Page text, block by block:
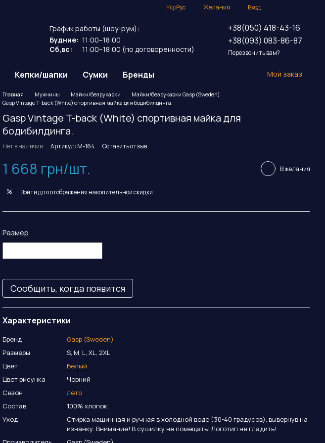
УкрРус Желания Вход
График работы (шоу-рум):
Будние: 11:00–18:00
Сб,вс:
11:00–18:00 (по договоренности)
+38(050) 418-43-16
+38(093) 083-86-87
Перезвонить вам?
Кепки/шапки Сумки Бренды Мой заказ
Главная Мужчины Майки/безрукавки
Майки/безрукавки Gasp (Sweden)
Gasp Vintage T-back (White) спортивная майка для бодибилдинга.
Gasp Vintage T-back (White) спортивная майка для
бодибилдинга.
Нет в наличии Артикул: M-164 Оставить отзыв
1 668 грн/шт. В желания
% Войтидля отображения накопительной скидки
Размер
Сообщить, когда появится
Характеристики
Бренд
Gasp (Sweden)
Размеры
S, M, L, XL, 2XL
Цвет
Белый
Цвет рисунка
Чорний
Сезон
лето
Состав
100% хлопок.
Уход
Стирка машинная и ручная в холодной воде (30-40 градусов), вывернув на
изнанку. Внимание! В сушилку не помещать! Логотип не гладить!